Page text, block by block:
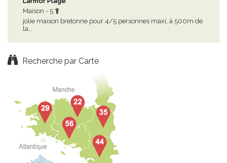
Maison - 5
jolie maison bretonne pour 4/5 personnes maxi, à 500m de
la…
Recherche par Carte